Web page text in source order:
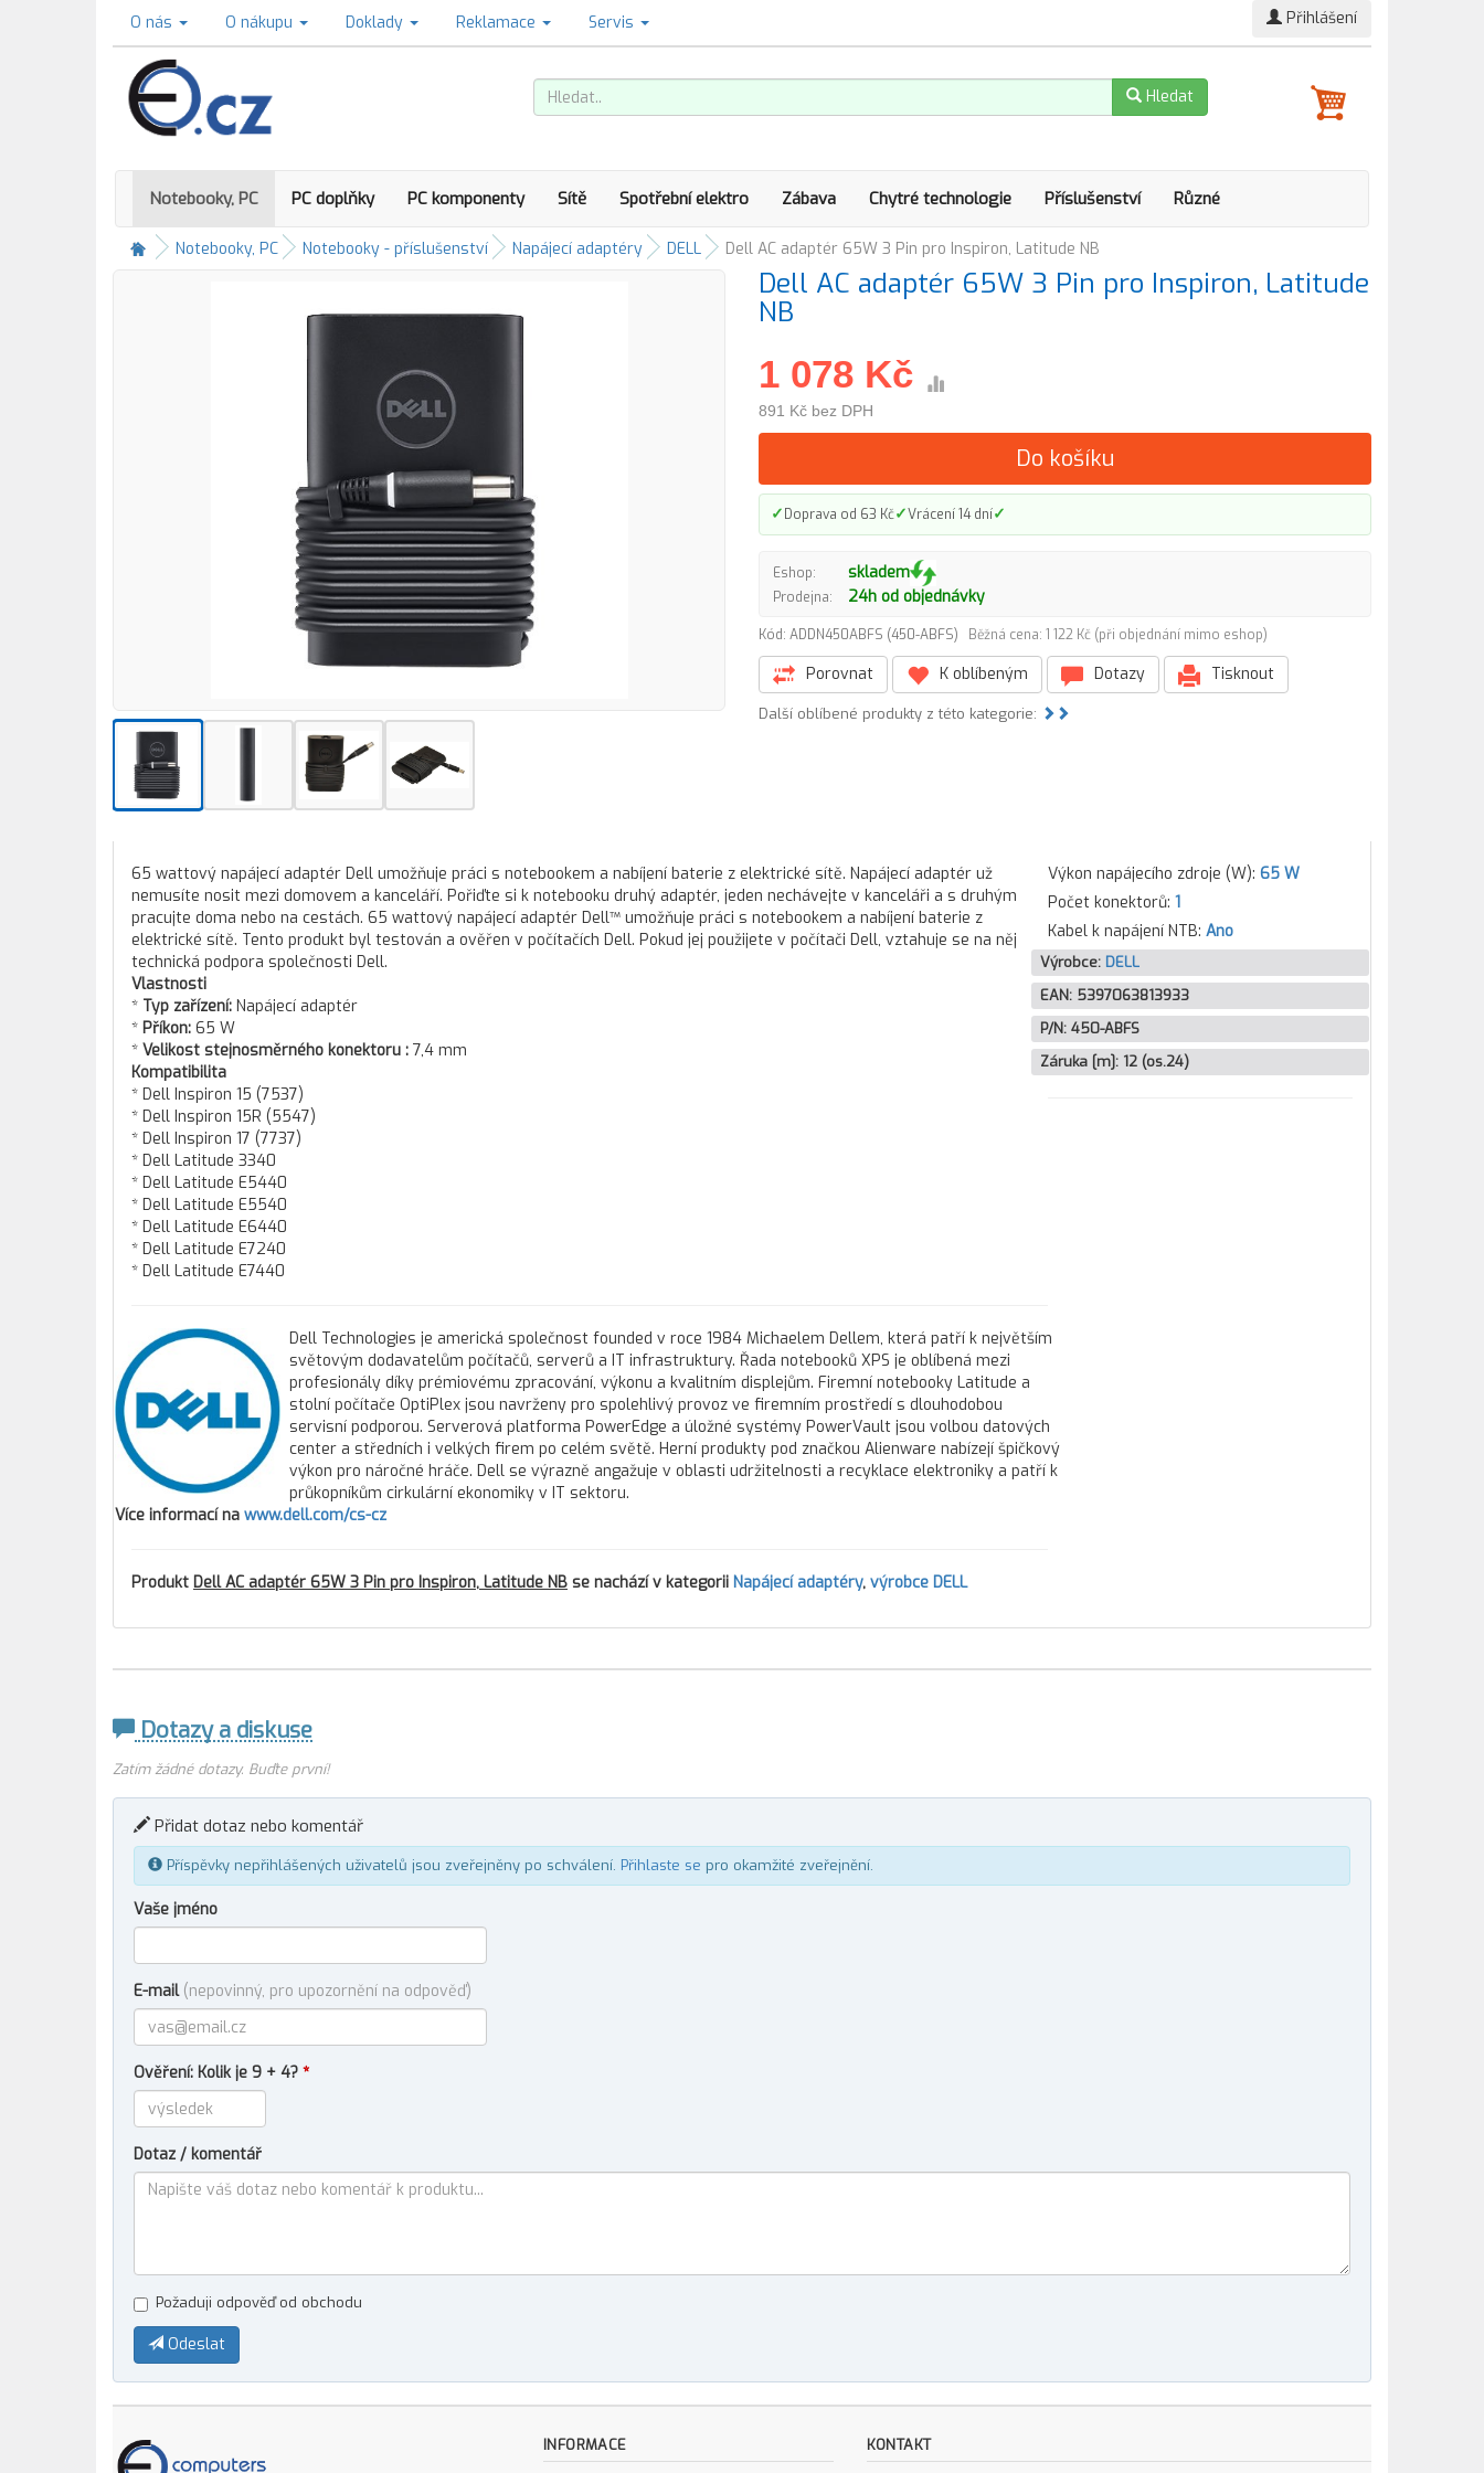
O nás O nákupu Doklady Reklamace Servis Přihlášení
Hledat
Notebooky, PC PC doplňky PC komponenty Sítě Spotřební elektro Zábava Chytré technologie Příslušenství Různé
Notebooky, PC Notebooky - příslušenství Napájecí adaptéry DELL Dell AC adaptér 65W 3 Pin pro Inspiron, Latitude NB
Dell AC adaptér 65W 3 Pin pro Inspiron, Latitude
NB
1 078 Kč
891 Kč bez DPH
Do košíku
✓Doprava od 63 Kč✓Vrácení 14 dní✓
Eshop: skladem
Prodejna: 24h od objednávky
Kód: ADDN450ABFS (450-ABFS) Běžná cena: 1 122 Kč (při objednání mimo eshop)
Porovnat K oblíbeným Dotazy Tisknout
Další oblíbené produkty z této kategorie:
65 wattový napájecí adaptér Dell umožňuje práci s notebookem a nabíjení baterie z elektrické sítě. Napájecí adaptér už
nemusíte nosit mezi domovem a kanceláří. Pořiďte si k notebooku druhý adaptér, jeden nechávejte v kanceláři a s druhým
pracujte doma nebo na cestách. 65 wattový napájecí adaptér Dell™ umožňuje práci s notebookem a nabíjení baterie z
elektrické sítě. Tento produkt byl testován a ověřen v počítačích Dell. Pokud jej použijete v počítači Dell, vztahuje se na něj
technická podpora společnosti Dell.
Vlastnosti
* Typ zařízení: Napájecí adaptér
* Příkon: 65 W
* Velikost stejnosměrného konektoru : 7,4 mm
Kompatibilita
* Dell Inspiron 15 (7537)
* Dell Inspiron 15R (5547)
* Dell Inspiron 17 (7737)
* Dell Latitude 3340
* Dell Latitude E5440
* Dell Latitude E5540
* Dell Latitude E6440
* Dell Latitude E7240
* Dell Latitude E7440
Dell Technologies je americká společnost founded v roce 1984 Michaelem Dellem, která patří k největším
světovým dodavatelům počítačů, serverů a IT infrastruktury. Řada notebooků XPS je oblíbená mezi
profesionály díky prémiovému zpracování, výkonu a kvalitním displejům. Firemní notebooky Latitude a
stolní počítače OptiPlex jsou navrženy pro spolehlivý provoz ve firemním prostředí s dlouhodobou
servisní podporou. Serverová platforma PowerEdge a úložné systémy PowerVault jsou volbou datových
center a středních i velkých firem po celém světě. Herní produkty pod značkou Alienware nabízejí špičkový
výkon pro náročné hráče. Dell se výrazně angažuje v oblasti udržitelnosti a recyklace elektroniky a patří k
průkopníkům cirkulární ekonomiky v IT sektoru.
Více informací na www.dell.com/cs-cz
Produkt Dell AC adaptér 65W 3 Pin pro Inspiron, Latitude NB se nachází v kategorii Napájecí adaptéry, výrobce DELL
Výkon napájecího zdroje (W): 65 W
Počet konektorů: 1
Kabel k napájení NTB: Ano
Výrobce: DELL
EAN: 5397063813933
P/N: 450-ABFS
Záruka [m]: 12 (os.24)
Dotazy a diskuse
Zatím žádné dotazy. Buďte první!
Přidat dotaz nebo komentář
Příspěvky nepřihlášených uživatelů jsou zveřejněny po schválení. Přihlaste se pro okamžité zveřejnění.
Vaše jméno
E-mail (nepovinný, pro upozornění na odpověď)
Ověření: Kolik je 9 + 4? *
Dotaz / komentář
Požaduji odpověď od obchodu
Odeslat
INFORMACE KONTAKT